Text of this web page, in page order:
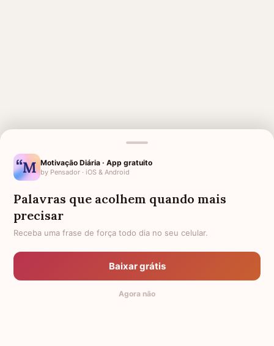
MENSAGENS RELACIONADAS
LUTO PARA TIO FRASES DE LUTO PARA TIO
LUTO PARA AMIGA
TRABALHO
LUTO IRMÃO FALECIDO
Motivação Diária · App gratuito
by Pensador · iOS & Android
Palavras que acolhem quando mais
precisar
Receba uma frase de força todo dia no seu celular.
Baixar grátis
Agora não